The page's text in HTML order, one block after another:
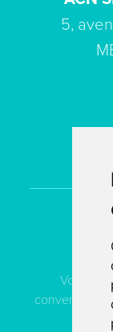
5,
Vous
convenance,